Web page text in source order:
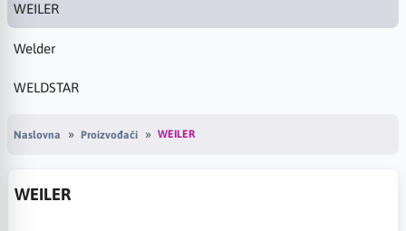
WEILER
Welder
WELDSTAR
Naslovna Proizvođači WEILER
WEILER